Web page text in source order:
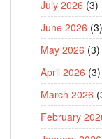
July 2026 (3)
June 2026 (3)
May 2026 (3)
April 2026 (3)
March 2026
February